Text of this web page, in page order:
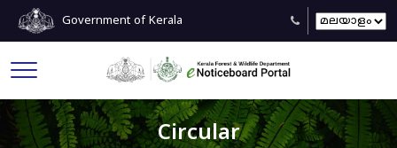
Government of Kerala
Circular